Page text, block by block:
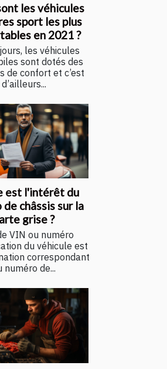
les véhicules
sport les plus
en 2021 ?
les véhicules
sont dotés des
de confort et c’est
d’ailleurs...
est l'intérêt du
de châssis sur la
grise ?
VIN ou numéro
du véhicule est
correspondant
numéro de...